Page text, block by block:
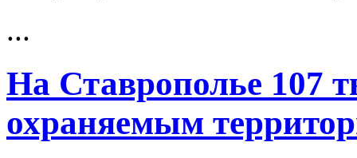
...
На Ставрополье 107
охраняемым